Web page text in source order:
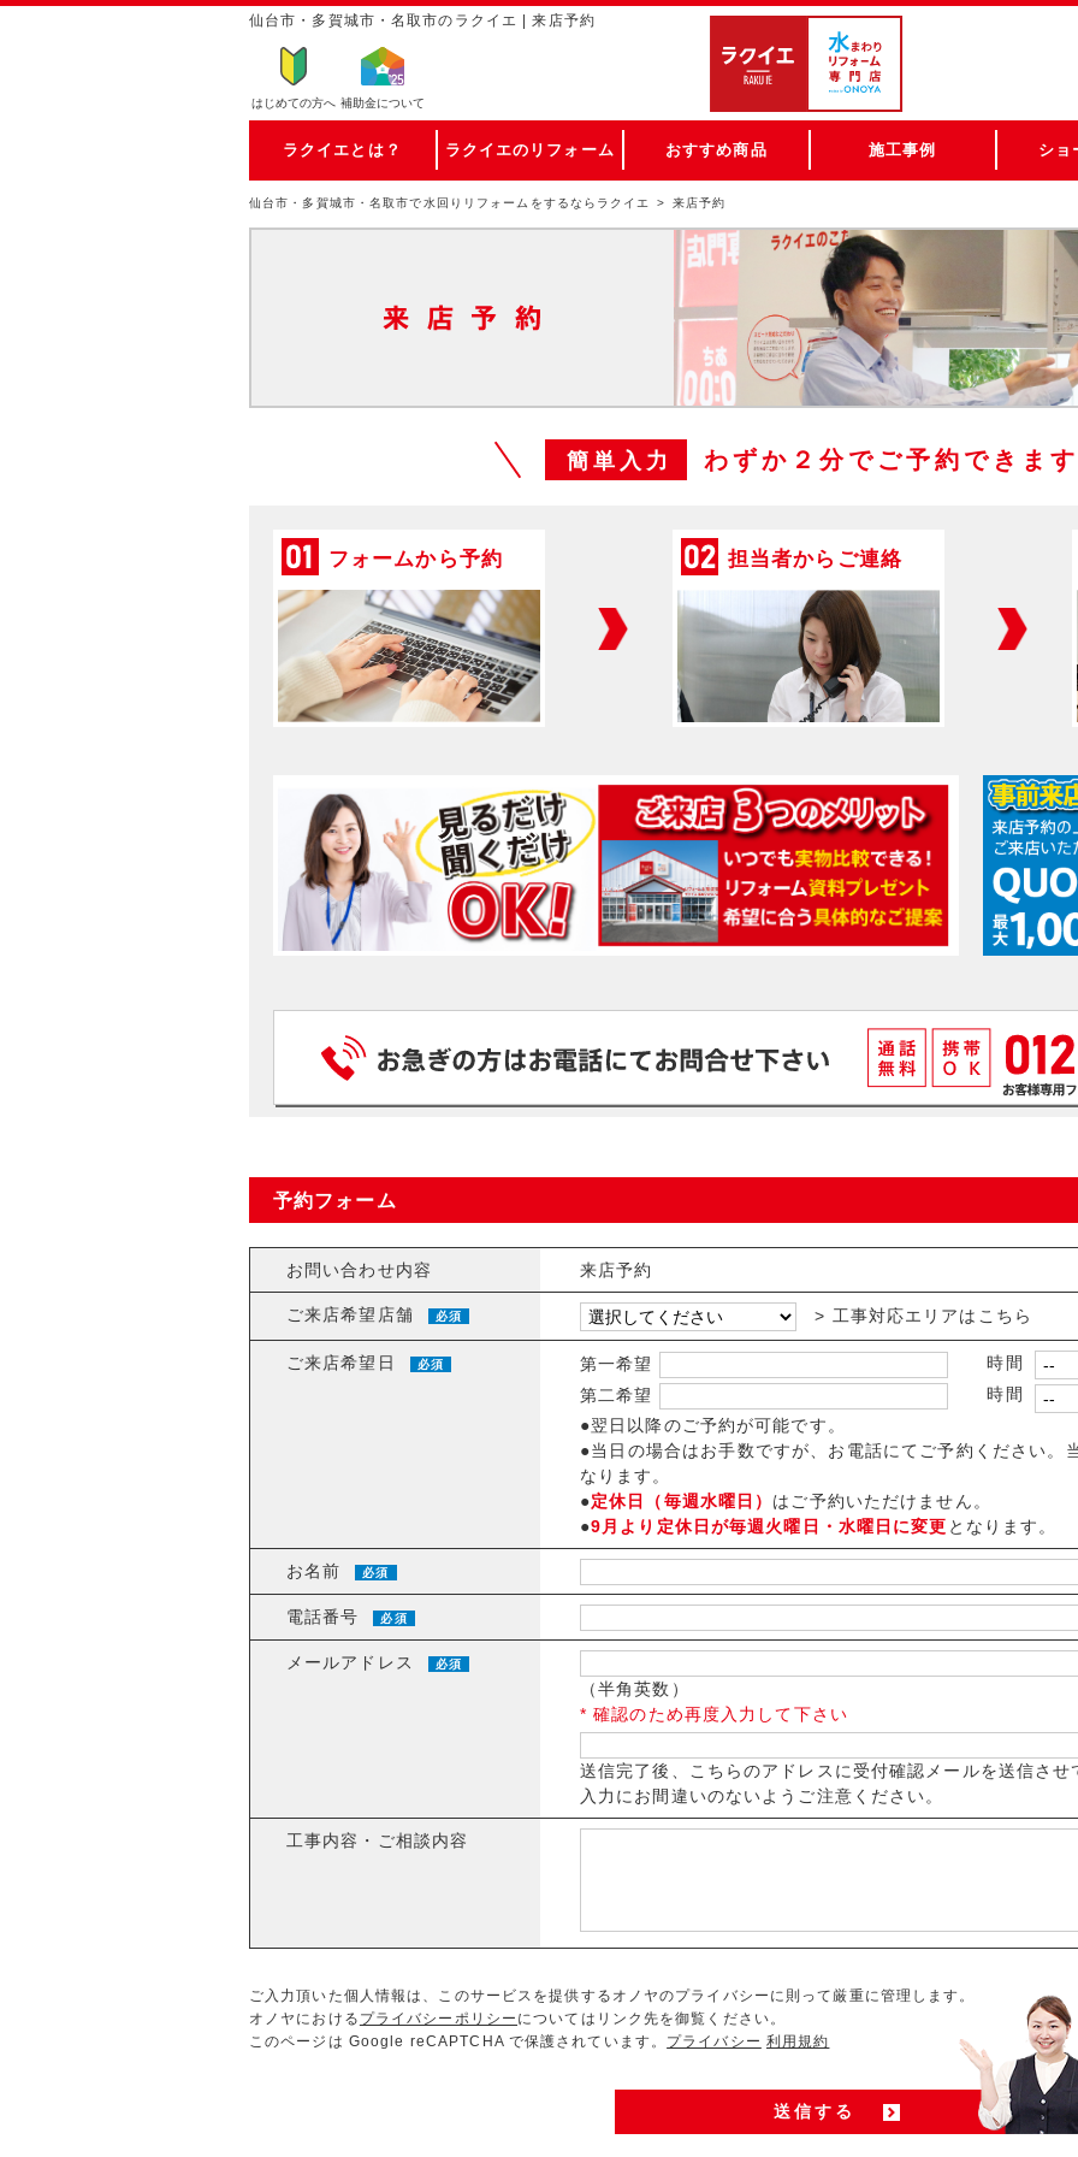
仙台市・多賀城市・名取市のラクイエ | 来店予約
はじめての方へ 補助金について
ラクイエとは？ ラクイエのリフォーム おすすめ商品 施工事例 ショ
仙台市・多賀城市・名取市で水回りリフォームをするならラクイエ 来店予約
簡単入力 わずか２分でご予約できま
フォームから予約 担当者からご連絡
予約フォーム
お問い合わせ内容 来店予約
ご来店希望店舗 必須 > 工事対応エリアはこちら
ご来店希望日 必須 第一希望
時間
第二希望
時間
●翌日以降のご予約が可能です。
●当日の場合はお手数ですが、お電話にてご予約ください。
なります。
●定休日（毎週水曜日） はご予約いただけません。
●9月より定休日が毎週火曜日・水曜日に変更 となります。
お名前 必須
電話番号 必須
メールアドレス 必須
（半角英数）
* 確認のため再度入力して下さい
送信完了後、こちらのアドレスに受付確認メールを送信させ
入力にお間違いのないようご注意ください。
工事内容・ご相談内容
ご入力頂いた個人情報は、このサービスを提供するオノヤのプライバシーに則って厳重に管理します。
オノヤにおける プライバシーポリシー についてはリンク先を御覧ください。
このページは Google reCAPTCHA で保護されています。 プライバシー 利用規約